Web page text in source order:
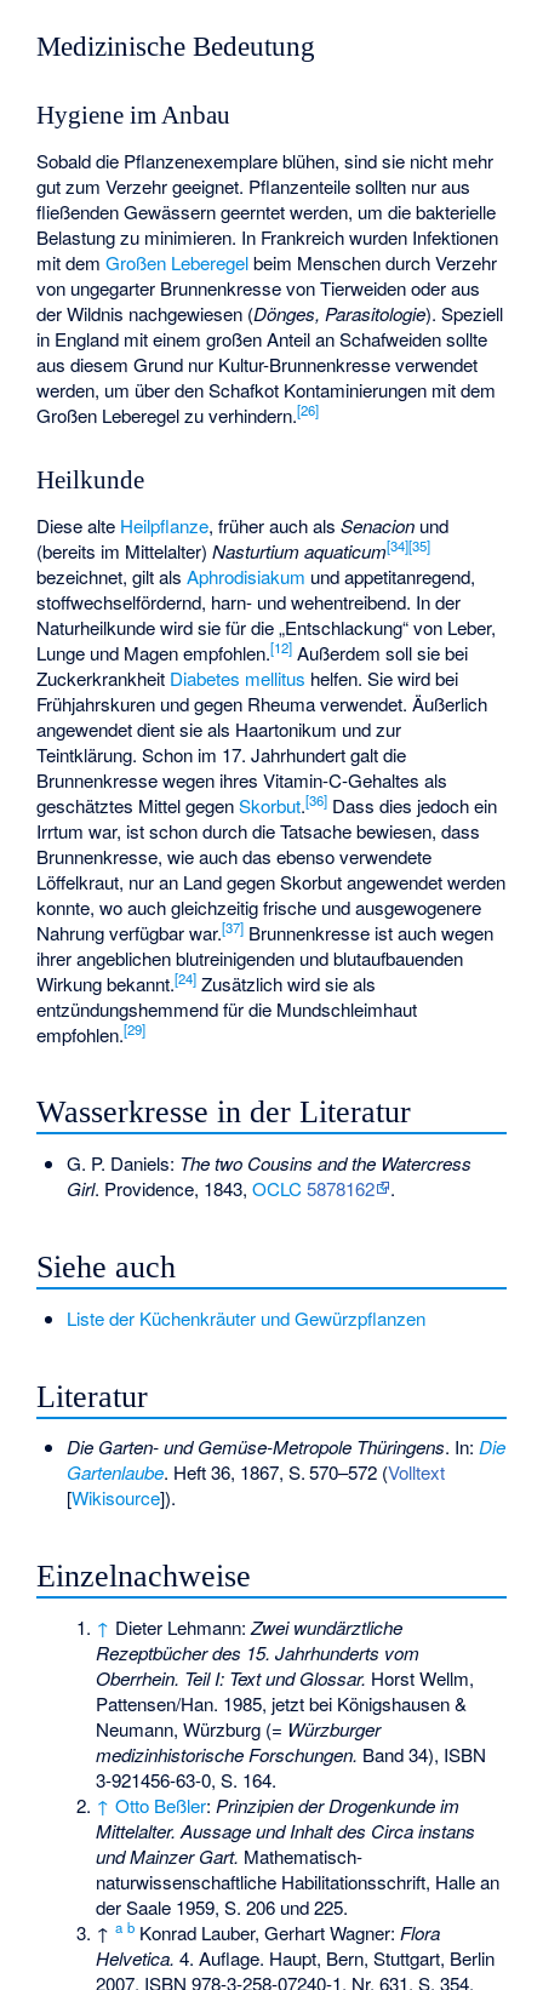
Medizinische Bedeutung
Hygiene im Anbau
Sobald die Pflanzenexemplare blühen, sind sie nicht mehr
gut zum Verzehr geeignet. Pflanzenteile sollten nur aus
fließenden Gewässern geerntet werden, um die bakterielle
Belastung zu minimieren. In Frankreich wurden Infektionen
mit demGroßen Leberegelbeim Menschen durch Verzehr
von ungegarter Brunnenkresse von Tierweiden oder aus
der Wildnis nachgewiesen (Dönges, Parasitologie). Speziell
in England mit einem großen Anteil an Schafweiden sollte
aus diesem Grund nur Kultur-Brunnenkresse verwendet
werden, um über den Schafkot Kontaminierungen mit dem
Großen Leberegel zu verhindern.[26]
Heilkunde
Diese alte Heilpflanze, früher auch alsSenacion und
(bereits im Mittelalter)Nasturtium aquaticum[34][35]
bezeichnet, gilt alsAphrodisiakum und appetitanregend,
stoffwechselfördernd, harn- und wehentreibend. In der
Naturheilkunde wird sie für die „Entschlackung“ von Leber,
Lunge und Magen empfohlen.[12] Außerdem soll sie bei
Zuckerkrankheit Diabetes mellitus helfen. Sie wird bei
Frühjahrskuren und gegen Rheuma verwendet. Äußerlich
angewendet dient sie als Haartonikum und zur
Teintklärung. Schon im 17. Jahrhundert galt die
Brunnenkresse wegen ihres Vitamin-C-Gehaltes als
geschätztes Mittel gegenSkorbut.[36] Dass dies jedoch ein
Irrtum war, ist schon durch die Tatsache bewiesen, dass
Brunnenkresse, wie auch das ebenso verwendete
Löffelkraut, nur an Land gegen Skorbut angewendet werden
konnte, wo auch gleichzeitig frische und ausgewogenere
Nahrung verfügbar war.[37] Brunnenkresse ist auch wegen
ihrer angeblichen blutreinigenden und blutaufbauenden
Wirkung bekannt.[24] Zusätzlich wird sie als
entzündungshemmend für die Mundschleimhaut
empfohlen.[29]
Wasserkresse in der Literatur
G. P. Daniels: The two Cousins and the Watercress
Girl. Providence, 1843, OCLC 5878162 .
Siehe auch
Liste der Küchenkräuter und Gewürzpflanzen
Literatur
Die Garten- und Gemüse-Metropole Thüringens. In: Die
Gartenlaube. Heft 36, 1867, S.570–572(Volltext
[Wikisource]).
Einzelnachweise
↑ Dieter Lehmann:Zwei wundärztliche
Rezeptbücher des 15. Jahrhunderts vom
Oberrhein. Teil I: Text und Glossar. Horst Wellm,
Pattensen/Han. 1985, jetzt bei Königshausen &
Neumann, Würzburg (= Würzburger
medizinhistorische Forschungen. Band 34), ISBN
3-921456-63-0, S. 164.
↑ Otto Beßler: Prinzipien der Drogenkunde im
Mittelalter. Aussage und Inhalt des Circa instans
und Mainzer Gart. Mathematisch-
naturwissenschaftliche Habilitationsschrift, Halle an
der Saale 1959, S. 206 und 225.
↑a b Konrad Lauber, Gerhart Wagner: Flora
Helvetica. 4. Auflage. Haupt, Bern, Stuttgart, Berlin
2007, ISBN 978-3-258-07240-1, Nr. 631, S. 354.